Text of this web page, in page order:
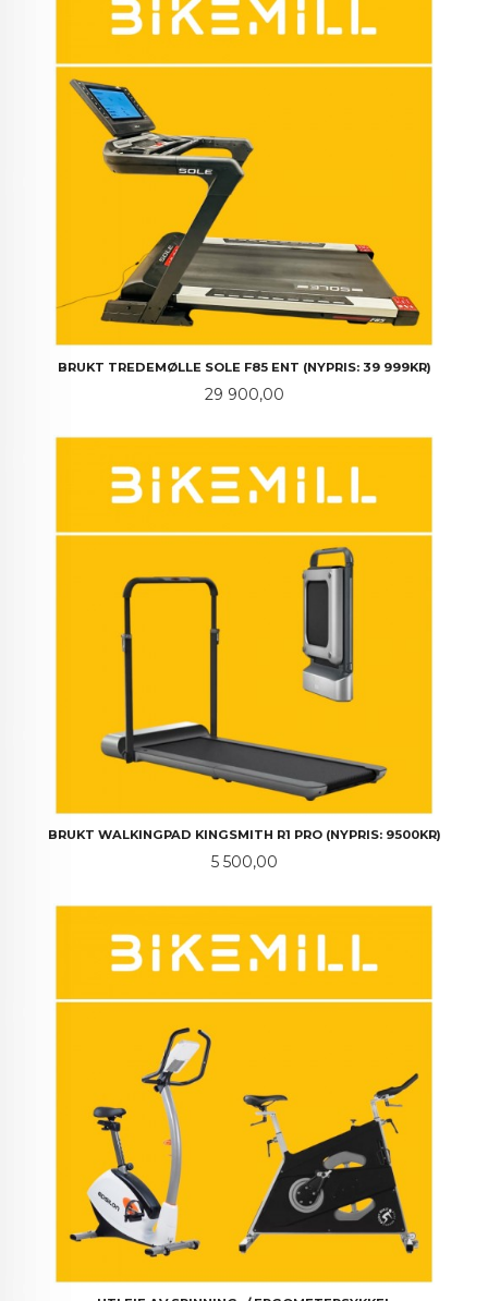
BRUKT TREDEMØLLE SOLE F85 ENT (NYPRIS: 39 999KR)
Pris
29 900,00
BRUKT WALKINGPAD KINGSMITH R1 PRO (NYPRIS: 9500KR)
Pris
5 500,00